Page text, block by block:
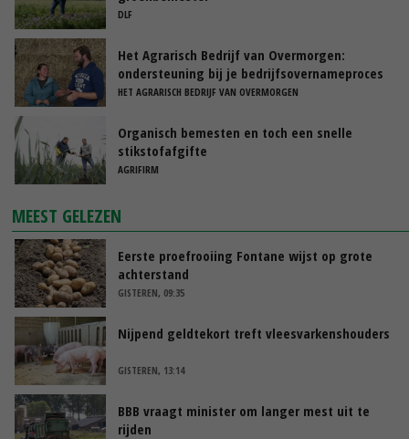
DLF
Het Agrarisch Bedrijf van Overmorgen:
ondersteuning bij je bedrijfsovernameproces
HET AGRARISCH BEDRIJF VAN OVERMORGEN
Organisch bemesten en toch een snelle
stikstofafgifte
AGRIFIRM
MEEST GELEZEN
Eerste proefrooiing Fontane wijst op grote
achterstand
GISTEREN, 09:35
Nijpend geldtekort treft vleesvarkenshouders
GISTEREN, 13:14
BBB vraagt minister om langer mest uit te
rijden